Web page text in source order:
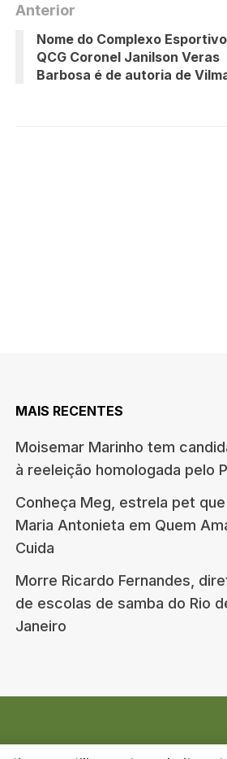
Anterior
Nome do Complexo
QCG Coronel Janilson Veras
Barbosa é de autoria de
MAIS RECENTES
Moisemar Marinho tem
à reeleição homologada pelo
Conheça Meg, estrela pet
Maria Antonieta em Quem
Cuida
Morre Ricardo Fernandes,
de escolas de samba do Rio
Janeiro